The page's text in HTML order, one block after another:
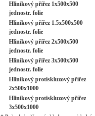
Hliníkový přířez 1x500x500
jednostr. folie
Hliníkový přířez 1.5x500x500
jednostr. folie
Hliníkový přířez 2x500x500
jednostr. folie
Hliníkový přířez 3x500x500
jednostr. folie
Hliníkový protiskluzový přířez
2x500x1000
Hliníkový protiskluzový přířez
3x500x1000